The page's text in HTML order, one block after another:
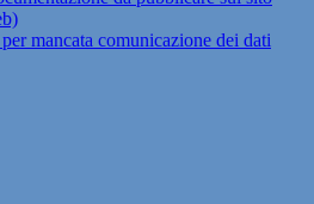
mancata comunicazione dei dati